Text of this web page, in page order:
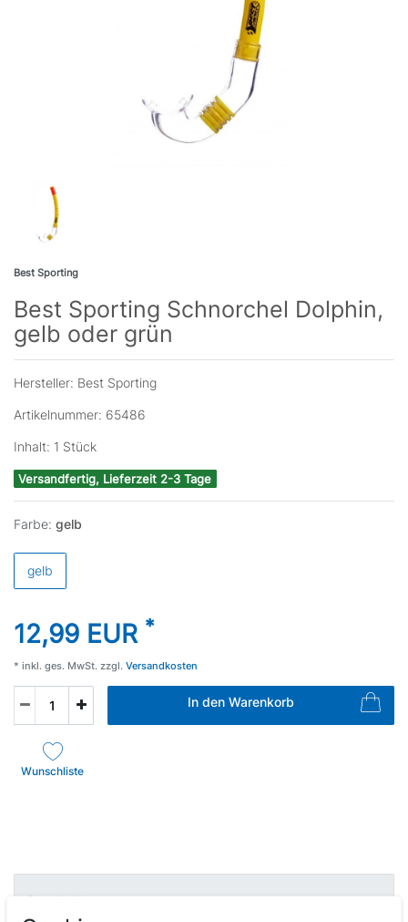
Best Sporting
Best Sporting Schnorchel Dolphin,
gelb oder grün
Hersteller: Best Sporting
Artikelnummer: 65486
Inhalt: 1 Stück
Versandfertig, Lieferzeit 2-3 Tage
Farbe: gelb
gelb
12,99 EUR *
* inkl. ges. MwSt. zzgl. Versandkosten
In den Warenkorb
Wunschliste
Beschreibung